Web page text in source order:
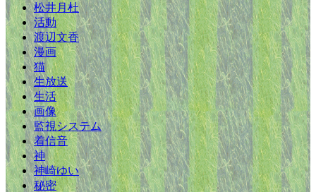
松井月杜
活動
渡辺文香
漫画
猫
生放送
生活
画像
監視システム
着信音
神
神崎ゆい
秘密